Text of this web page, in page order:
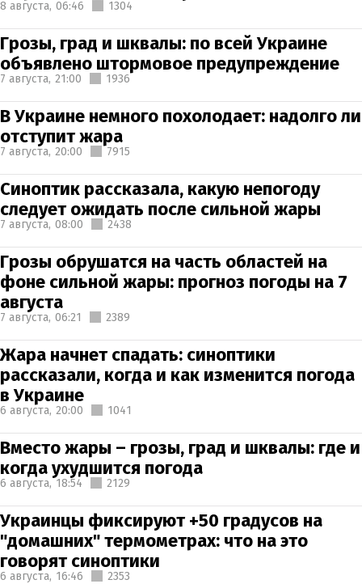
8 августа, 06:46 1304
Грозы, град и шквалы: по всей Украине
объявлено штормовое предупреждение
7 августа, 21:00 1936
В Украине немного похолодает: надолго ли
отступит жара
7 августа, 20:00 7915
Синоптик рассказала, какую непогоду
следует ожидать после сильной жары
7 августа, 08:00 2438
Грозы обрушатся на часть областей на
фоне сильной жары: прогноз погоды на 7
августа
7 августа, 06:21 2389
Жара начнет спадать: синоптики
рассказали, когда и как изменится погода
в Украине
6 августа, 20:00 1041
Вместо жары – грозы, град и шквалы: где и
когда ухудшится погода
6 августа, 18:54 2129
Украинцы фиксируют +50 градусов на
"домашних" термометрах: что на это
говорят синоптики
6 августа, 16:46 2353